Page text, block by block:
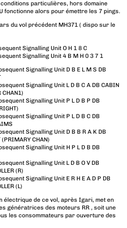
particulières, hors domaine
fonctionne alors pour émettre les 7 pings.
du vol précédent MH371 ( dispo sur le
Signalling Unit O H 1 8 C
Signalling Unit 4 B M H 0 3 7 1
Signalling Unit D B E L M S DB
Signalling Unit L D B C A DB CABIN
CHAN1)
Signalling Unit P L D B P DB
Signalling Unit P L D B C DB
Signalling Unit D B B R A K DB
(PRIMARY CHAN)
Signalling Unit H P L D B DB
Signalling Unit L D B O V DB
(R)
Signalling Unit E R H E A D P DB
(L)
électrique de ce vol, après Igari, met en
génératrices des moteurs RR , soit une
les consommateurs par ouverture des